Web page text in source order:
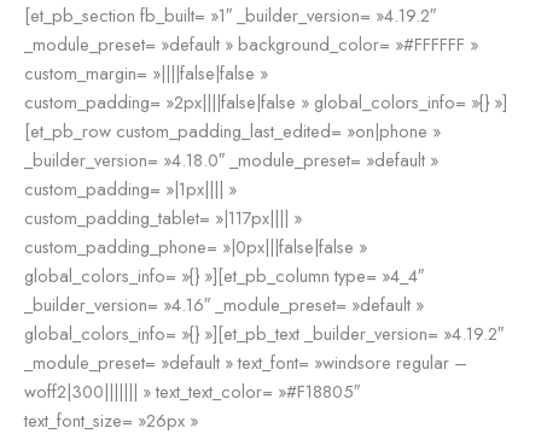
[et_pb_section fb_built= »1″ _builder_version= »4.19.2″
_module_preset= »default » background_color= »#FFFFFF »
custom_margin= »||||false|false »
custom_padding= »2px||||false|false » global_colors_info= »{} »]
[et_pb_row custom_padding_last_edited= »on|phone »
_builder_version= »4.18.0″ _module_preset= »default »
custom_padding= »|1px|||| »
custom_padding_tablet= »|117px|||| »
custom_padding_phone= »|0px|||false|false »
global_colors_info= »{} »][et_pb_column type= »4_4″
_builder_version= »4.16″ _module_preset= »default »
global_colors_info= »{} »][et_pb_text _builder_version= »4.19.2″
_module_preset= »default » text_font= »windsore regular –
woff2|300||||||| » text_text_color= »#F18805″
text_font_size= »26px »